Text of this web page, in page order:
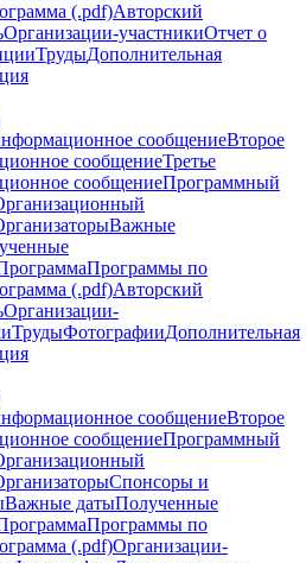
(.pdf)Авторский
Организации-участникиОтчет о
ТрудыДополнительная
сообщениеВторое
сообщениеТретье
сообщениеПрограммный
Важные
Программы по
(.pdf)Авторский
Организации-
ТрудыФотографииДополнительная
сообщениеВторое
сообщениеПрограммный
Спонсоры и
Важные датыПолученные
Программы по
(.pdf)Организации-